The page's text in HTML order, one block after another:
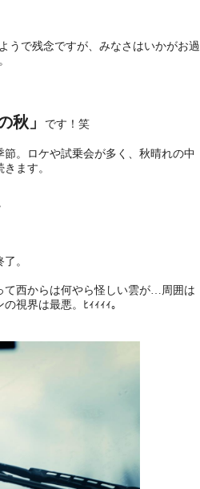
うで残念ですが、みなさはいかがお過
秋」 です！笑
。ロケや試乗会が多く、秋晴れの中
ます。
。
て西からは何やら怪しい雲が…周囲は
視界は最悪。ﾋｨｨｨｨ。